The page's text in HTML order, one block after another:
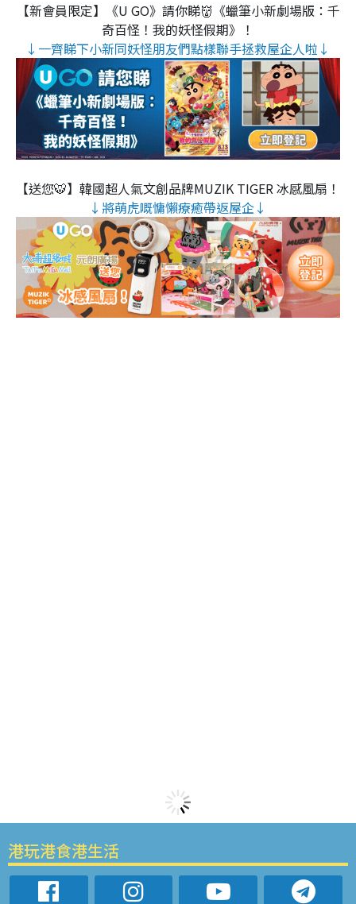
【新會員限定】《U GO》請你睇👹《蠟筆小新劇場版：千
奇百怪！我的妖怪假期》！
↓一齊睇下小新同妖怪朋友們點樣聯手拯救屋企人啦↓
【送您🐯】韓國超人氣文創品牌MUZIK TIGER 冰感風扇！
↓將萌虎嘅慵懶療癒帶返屋企↓
港玩港食港生活